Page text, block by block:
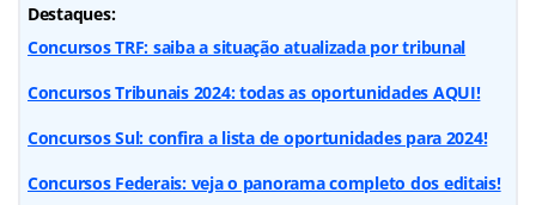
Destaques:
Concursos TRF: saiba a situação atualizada por tribunal
Concursos Tribunais 2024: todas as oportunidades AQUI!
Concursos Sul: confira a lista de oportunidades para 2024!
Concursos Federais: veja o panorama completo dos editais!